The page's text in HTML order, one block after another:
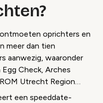
oprichters en
meer dan tien
aanwezig, waaronder
Check, Arches
Utrecht Region…
een speeddate-